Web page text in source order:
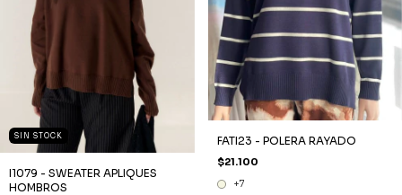
SIN STOCK
I1079 - SWEATER APLIQUES
HOMBROS
FATI23 - POLERA RAYADO
$21.100
+7